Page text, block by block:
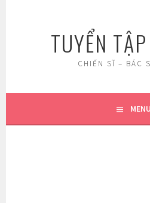
TUYỂN
CHIẾN SĨ – BÁC
MENU